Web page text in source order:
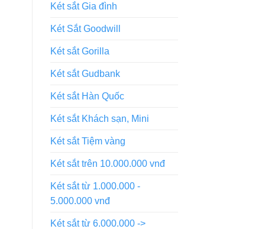
Két sắt Gia đình
Két Sắt Goodwill
Két sắt Gorilla
Két sắt Gudbank
Két sắt Hàn Quốc
Két sắt Khách sạn, Mini
Két sắt Tiệm vàng
Két sắt trên 10.000.000 vnđ
Két sắt từ 1.000.000 -
5.000.000 vnđ
Két sắt từ 6.000.000 ->